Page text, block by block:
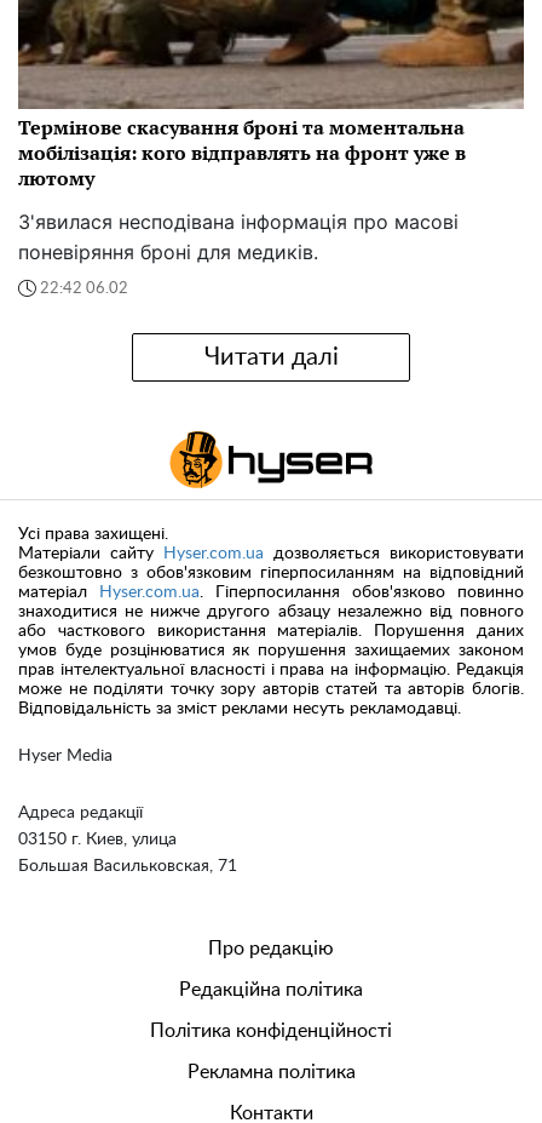
Термінове скасування броні та моментальна
мобілізація: кого відправлять на фронт уже в
лютому
З'явилася несподівана інформація про масові
поневіряння броні для медиків.
22:42 06.02
Читати далі
Hyser Media
Адреса редакції
03150 г. Киев, улица
Большая Васильковская, 71
Усі права захищені.
Матеріали сайту
Hyser.com.ua дозволяється використовувати
безкоштовно з обов'язковим гіперпосиланням на відповідний
матеріал
Hyser.com.ua. Гіперпосилання обов'язково повинно
знаходитися не нижче другого абзацу незалежно від повного
або часткового використання матеріалів. Порушення даних
умов буде розцінюватися як порушення захищаемих законом
прав інтелектуальної власності і права на інформацію. Редакція
може не поділяти точку зору авторів статей та авторів блогів.
Відповідальність за зміст реклами несуть рекламодавці.
Про редакцію
Редакційна політика
Політика конфіденційності
Рекламна політика
Контакти